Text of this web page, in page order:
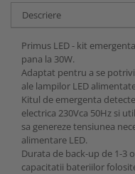
Descriere
Primus LED - kit
pana la 30W.
Adaptat pentru a se
ale lampilor LED
Kitul de emergenta
electrica 230Vca 50Hz si
sa genereze tensiunea
alimentare LED.
Durata de back-up de 1-3
capacitatii bateriilor